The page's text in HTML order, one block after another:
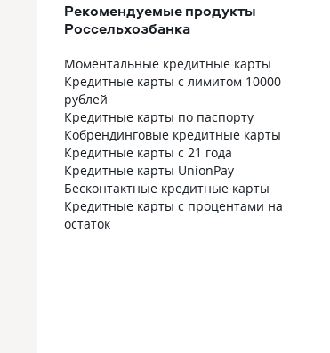
Рекомендуемые продукты
Россельхозбанка
Моментальные кредитные карты
Кредитные карты с лимитом 10000
рублей
Кредитные карты по паспорту
Кобрендинговые кредитные карты
Кредитные карты с 21 года
Кредитные карты UnionPay
Бесконтактные кредитные карты
Кредитные карты с процентами на
остаток